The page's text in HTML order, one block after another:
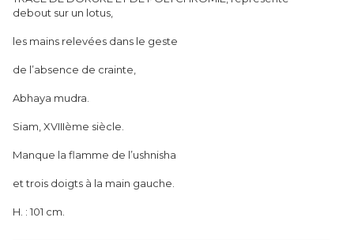
debout sur un lotus,
les mains relevées dans le geste
de l’absence de crainte,
Abhaya mudra.
Siam, XVIIIème siècle.
Manque la flamme de l’ushnisha
et trois doigts à la main gauche.
H. : 101 cm.